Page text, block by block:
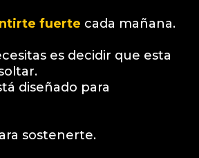
fuerte cada mañana.
es decidir que esta
diseñado para
sostenerte.